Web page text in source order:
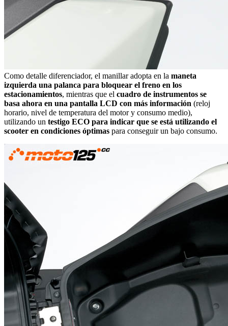
Como detalle diferenciador, el manillar adopta en la maneta
izquierda una palanca para bloquear el freno en los
estacionamientos, mientras que el cuadro de instrumentos se
basa ahora en una pantalla LCD con más información (reloj
horario, nivel de temperatura del motor y consumo medio),
utilizando un testigo ECO para indicar que se está utilizando el
scooter en condiciones óptimas para conseguir un bajo consumo.